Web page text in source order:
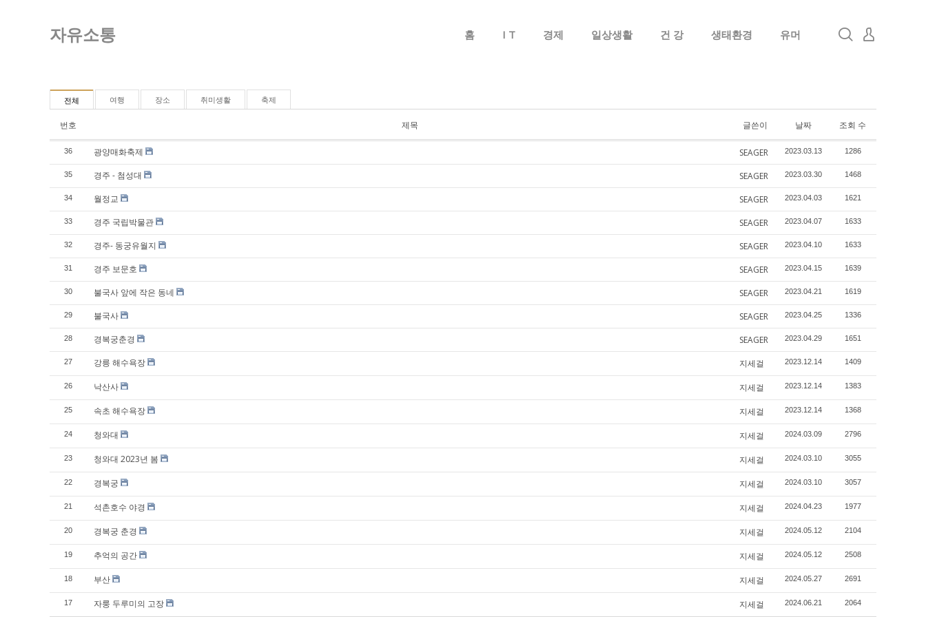
자유소통 홈 I T 경제 일상생활 건 강 생태환경 유머
전체 여행 장소 취미생활 축제
번호 제목 글쓴이 날짜 조회 수
36 광양매화축제 SEAGER 2023.03.13 1286
35 경주 - 첨성대 SEAGER 2023.03.30 1468
34 월정교 SEAGER 2023.04.03 1621
33 경주 국립박물관 SEAGER 2023.04.07 1633
32 경주- 동궁유월지 SEAGER 2023.04.10 1633
31 경주 보문호 SEAGER 2023.04.15 1639
30 불국사 앞에 작은 동네 SEAGER 2023.04.21 1619
29 불국사 SEAGER 2023.04.25 1336
28 경복궁춘경 SEAGER 2023.04.29 1651
27 강릉 해수욕장 지세걸 2023.12.14 1409
26 낙산사 지세걸 2023.12.14 1383
25 속초 해수욕장 지세걸 2023.12.14 1368
24 청와대 지세걸 2024.03.09 2796
23 청와대 2023년 봄 지세걸 2024.03.10 3055
22 경복궁 지세걸 2024.03.10 3057
21 석촌호수 야경 지세걸 2024.04.23 1977
20 경복궁 춘경 지세걸 2024.05.12 2104
19 추억의 공간 지세걸 2024.05.12 2508
18 부산 지세걸 2024.05.27 2691
17 자룽 두루미의 고장 지세걸 2024.06.21 2064